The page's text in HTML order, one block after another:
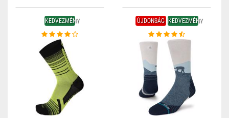
KEDVEZMÉNY ÚJDONSÁG KEDVEZMÉNY